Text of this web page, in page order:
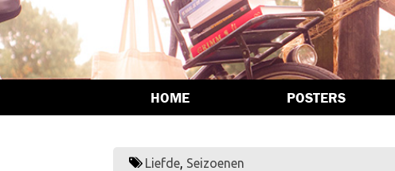
HOME POSTERS
Liefde, Seizoenen